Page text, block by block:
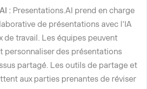
: Presentations.AI prend en charge
de présentations avec l'IA
de travail. Les équipes peuvent
personnaliser des présentations
partagé. Les outils de partage et
aux parties prenantes de réviser